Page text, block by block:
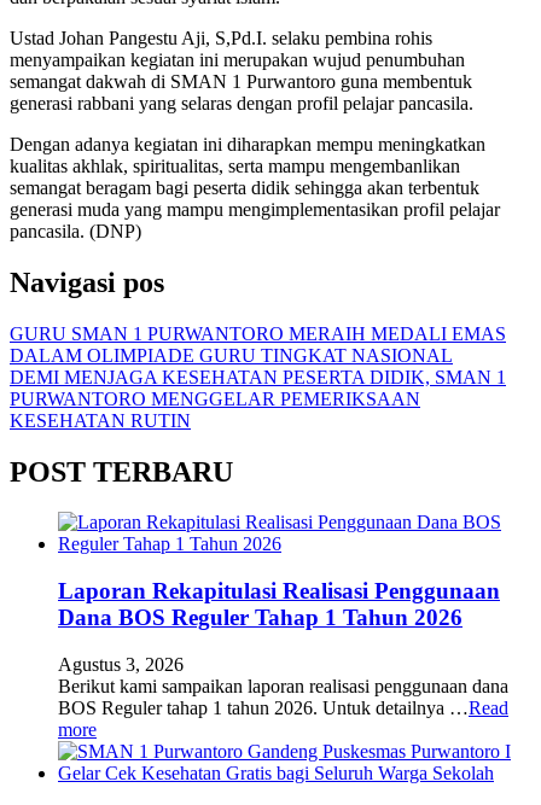
Ustad Johan Pangestu Aji, S,Pd.I. selaku pembina rohis
menyampaikan kegiatan ini merupakan wujud penumbuhan
semangat dakwah di SMAN 1 Purwantoro guna membentuk
generasi rabbani yang selaras dengan profil pelajar pancasila.
Dengan adanya kegiatan ini diharapkan mempu meningkatkan
kualitas akhlak, spiritualitas, serta mampu mengembanlikan
semangat beragam bagi peserta didik sehingga akan terbentuk
generasi muda yang mampu mengimplementasikan profil pelajar
pancasila. (DNP)
Navigasi pos
GURU SMAN 1 PURWANTORO MERAIH MEDALI EMAS
DALAM OLIMPIADE GURU TINGKAT NASIONAL
DEMI MENJAGA KESEHATAN PESERTA DIDIK, SMAN 1
PURWANTORO MENGGELAR PEMERIKSAAN
KESEHATAN RUTIN
POST TERBARU
Laporan Rekapitulasi Realisasi Penggunaan
Dana BOS Reguler Tahap 1 Tahun 2026
Agustus 3, 2026
Berikut kami sampaikan laporan realisasi penggunaan dana
BOS Reguler tahap 1 tahun 2026. Untuk detailnya …Read
more